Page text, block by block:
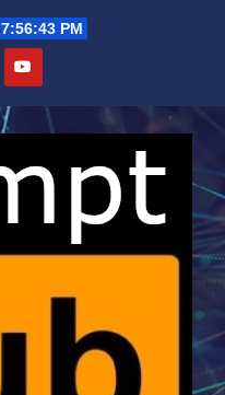
7:56:43 PM